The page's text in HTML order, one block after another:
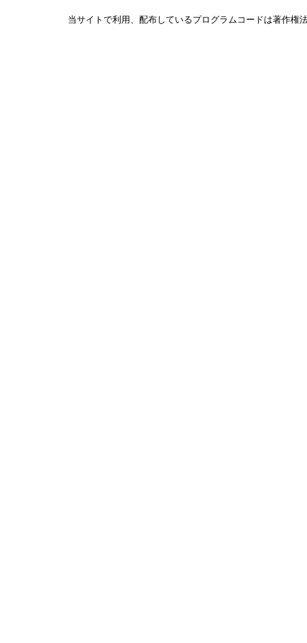
当サイトで利用、配布しているプログラムコードは著作